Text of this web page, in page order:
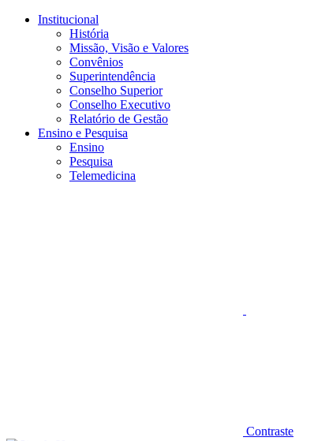
Conteúdo principal
Institucional
História
Missão, Visão e Valores
Convênios
Superintendência
Conselho Superior
Conselho Executivo
Relatório de Gestão
Ensino e Pesquisa
Ensino
Pesquisa
Telemedicina
Contraste